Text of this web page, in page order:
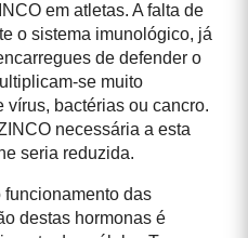
em atletas. A falta de
o sistema imunológico, já
de defender o
se muito
vírus, bactérias ou cancro.
necessária a esta
seria reduzida.
das
destas hormonas é